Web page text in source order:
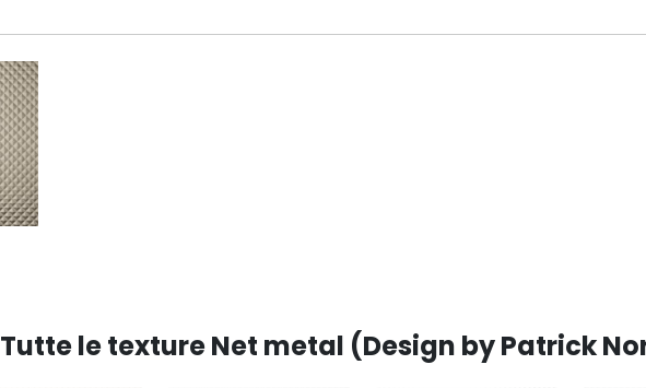
Tutte le texture Net metal (Design by Patrick